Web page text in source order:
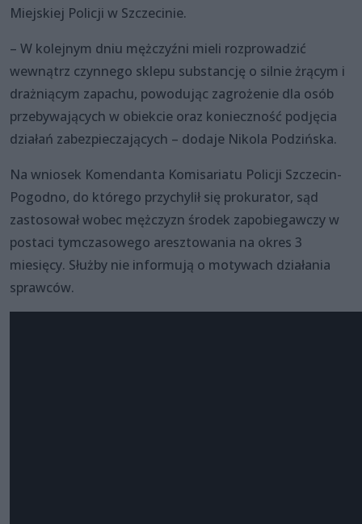
Miejskiej Policji w Szczecinie.
– W kolejnym dniu mężczyźni mieli rozprowadzić
wewnątrz czynnego sklepu substancję o silnie żrącym i
drażniącym zapachu, powodując zagrożenie dla osób
przebywających w obiekcie oraz konieczność podjęcia
działań zabezpieczających – dodaje Nikola Podzińska.
Na wniosek Komendanta Komisariatu Policji Szczecin-
Pogodno, do którego przychylił się prokurator, sąd
zastosował wobec mężczyzn środek zapobiegawczy w
postaci tymczasowego aresztowania na okres 3
miesięcy. Służby nie informują o motywach działania
sprawców.